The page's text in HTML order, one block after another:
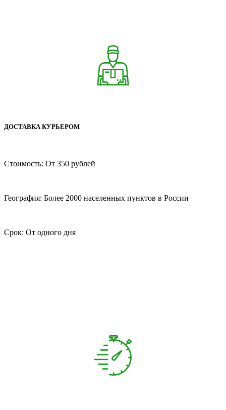
ДОСТАВКА КУРЬЕРОМ
Стоимость: От 350 рублей
География: Более 2000 населенных пунктов в России
Срок: От одного дня